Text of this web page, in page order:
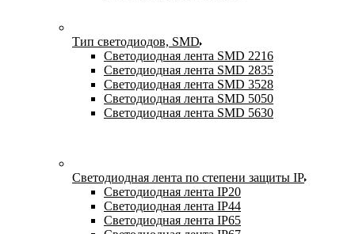
Тип светодиодов, SMD
Cветодиодная лента SMD 2216
Светодиодная лента SMD 2835
Светодиодная лента SMD 3528
Светодиодная лента SMD 5050
Светодиодная лента SMD 5630
Светодиодная лента по степени защиты IP
Светодиодная лента IP20
Светодиодная лента IP44
Светодиодная лента IP65